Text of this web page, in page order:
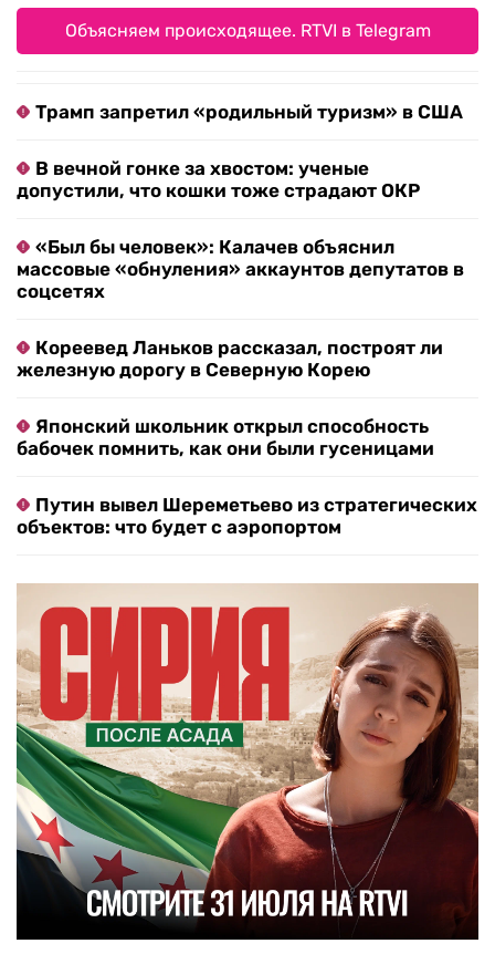
Объясняем происходящее. RTVI в Telegram
Трамп запретил «родильный туризм» в США
В вечной гонке за хвостом: ученые
допустили, что кошки тоже страдают ОКР
«Был бы человек»: Калачев объяснил
массовые «обнуления» аккаунтов депутатов в
соцсетях
Кореевед Ланьков рассказал, построят ли
железную дорогу в Северную Корею
Японский школьник открыл способность
бабочек помнить, как они были гусеницами
Путин вывел Шереметьево из стратегических
объектов: что будет с аэропортом